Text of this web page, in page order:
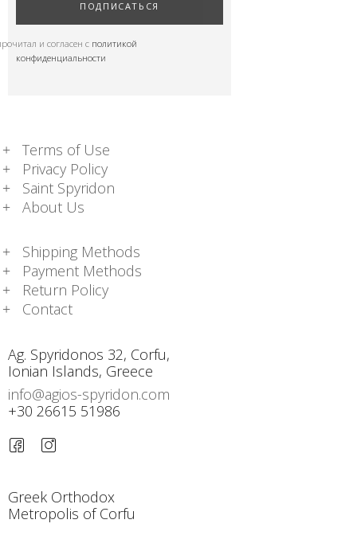
ПОДПИСАТЬСЯ
и согласен с политикой
конфиденциальности
Terms of Use
Privacy Policy
Saint Spyridon
About Us
Shipping Methods
Payment Methods
Return Policy
Contact
Ag. Spyridonos 32, Corfu,
Ionian Islands, Greece
info@agios-spyridon.com
+30 26615 51986
Greek Orthodox
Metropolis of Corfu